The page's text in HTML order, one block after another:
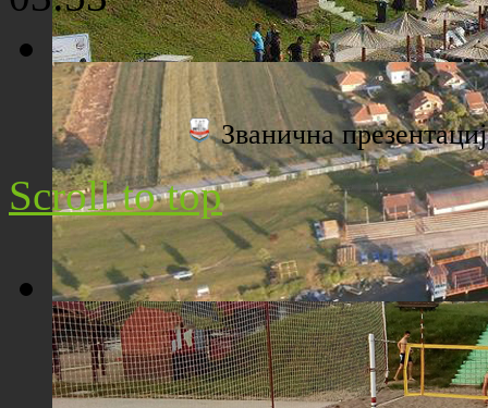
Плажа "Топољар" - Поглед са торња
Плажа "Топољар" - Поглед из ваздуха
Званична
Scroll to top